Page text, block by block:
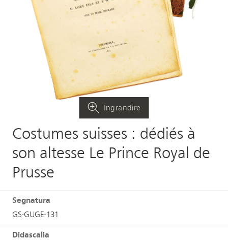
Ingrandire
Costumes suisses : dédiés à
son altesse Le Prince Royal de
Prusse
Segnatura
GS-GUGE-131
Didascalia